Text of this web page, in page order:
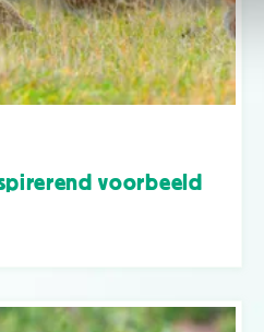
voorbeeld